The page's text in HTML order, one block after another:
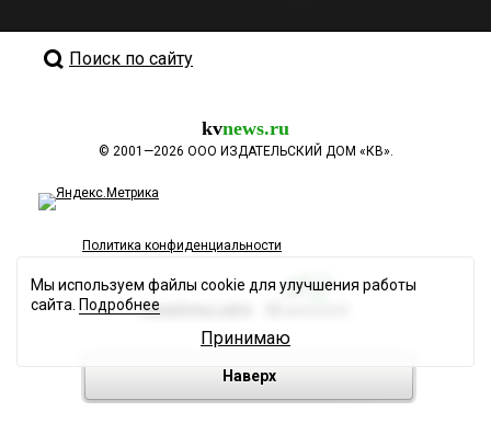
Поиск по сайту
kvnews.ru
© 2001—2026 ООО ИЗДАТЕЛЬСКИЙ ДОМ «КВ».
Политика конфиденциальности
Разработка сайта
Наверх
Мы используем файлы cookie для улучшения работы
сайта. Подробнее
Принимаю